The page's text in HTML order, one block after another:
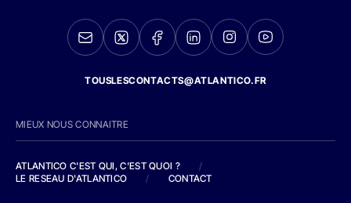
TOUSLESCONTACTS@ATLANTICO.FR
MIEUX NOUS CONNAITRE
ATLANTICO C'EST QUI, C'EST QUOI ?
/
LE RESEAU D'ATLANTICO
/ CONTACT